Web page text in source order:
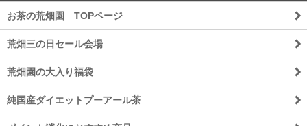
お茶の荒畑園 TOPページ
荒畑三の日セール会場
荒畑園の大入り福袋
純国産ダイエットプーアール茶